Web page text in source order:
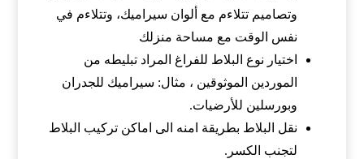
وتصاميم تتلاءم مع ألوان سيراميك، وتتلاءم في
نفس الوقت مع مساحة منزلك
اختيار نوع البلاط للفراغ المراد تبليطه من
الموردين الموثوقين ، مثال: سيراميك للجدران
وبورسلين للأرضيات.
نقل البلاط بطريقة امنه الى اماكن تركيب البلاط
لتجنب الكسر.